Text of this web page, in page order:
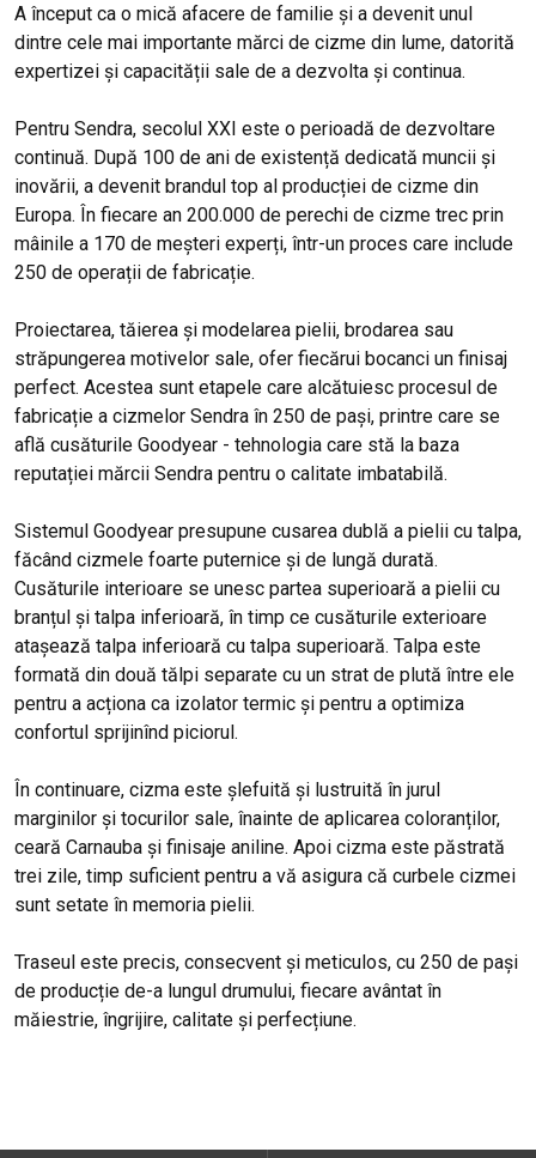
A început ca o mică afacere de familie și a devenit unul
dintre cele mai importante mărci de cizme din lume, datorită
expertizei și capacității sale de a dezvolta și continua.
Pentru Sendra, secolul XXI este o perioadă de dezvoltare
continuă. După 100 de ani de existență dedicată muncii și
inovării, a devenit brandul top al producției de cizme din
Europa. În fiecare an 200.000 de perechi de cizme trec prin
mâinile a 170 de meșteri experți, într-un proces care include
250 de operații de fabricație.
Proiectarea, tăierea și modelarea pielii, brodarea sau
străpungerea motivelor sale, ofer fiecărui bocanci un finisaj
perfect. Acestea sunt etapele care alcătuiesc procesul de
fabricație a cizmelor Sendra în 250 de pași, printre care se
află cusăturile Goodyear - tehnologia care stă la baza
reputației mărcii Sendra pentru o calitate imbatabilă.
Sistemul Goodyear presupune cusarea dublă a pielii cu talpa,
făcând cizmele foarte puternice și de lungă durată.
Cusăturile interioare se unesc partea superioară a pielii cu
branțul și talpa inferioară, în timp ce cusăturile exterioare
atașează talpa inferioară cu talpa superioară. Talpa este
formată din două tălpi separate cu un strat de plută între ele
pentru a acționa ca izolator termic și pentru a optimiza
confortul sprijinînd piciorul.
În continuare, cizma este șlefuită și lustruită în jurul
marginilor și tocurilor sale, înainte de aplicarea coloranților,
ceară Carnauba și finisaje aniline. Apoi cizma este păstrată
trei zile, timp suficient pentru a vă asigura că curbele cizmei
sunt setate în memoria pielii.
Traseul este precis, consecvent și meticulos, cu 250 de pași
de producție de-a lungul drumului, fiecare avântat în
măiestrie, îngrijire, calitate și perfecțiune.